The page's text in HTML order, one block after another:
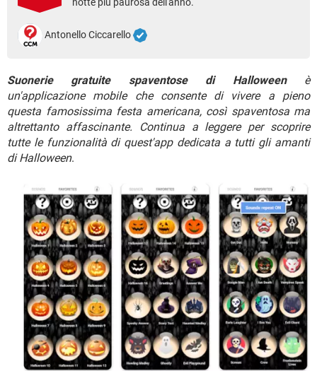
TIKTOK FACEBOOK
HARDWARE
Antonello Ciccarello
Suonerie gratuite spaventose di Halloweenè
un'applicazione mobile che consente di vivere a pieno
questa famosissima festa americana, così spaventosa ma
altrettanto affascinante. Continua a leggere per scoprire
tutte le funzionalità di quest'app dedicata a tutti gli amanti
di Halloween.